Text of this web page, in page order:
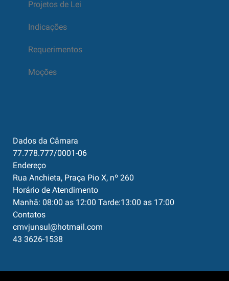
Projetos de Lei
Indicações
Requerimentos
Moções
Dados da Câmara
77.778.777/0001-06
Endereço
Rua Anchieta, Praça Pio X, nº 260
Horário de Atendimento
Manhã: 08:00 as 12:00 Tarde:13:00 as 17:00
Contatos
cmvjunsul@hotmail.com
43 3626-1538